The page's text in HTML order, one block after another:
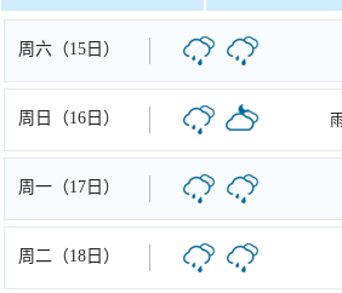
周六（15日）
周日（16日）
周一（17日）
周二（18日）